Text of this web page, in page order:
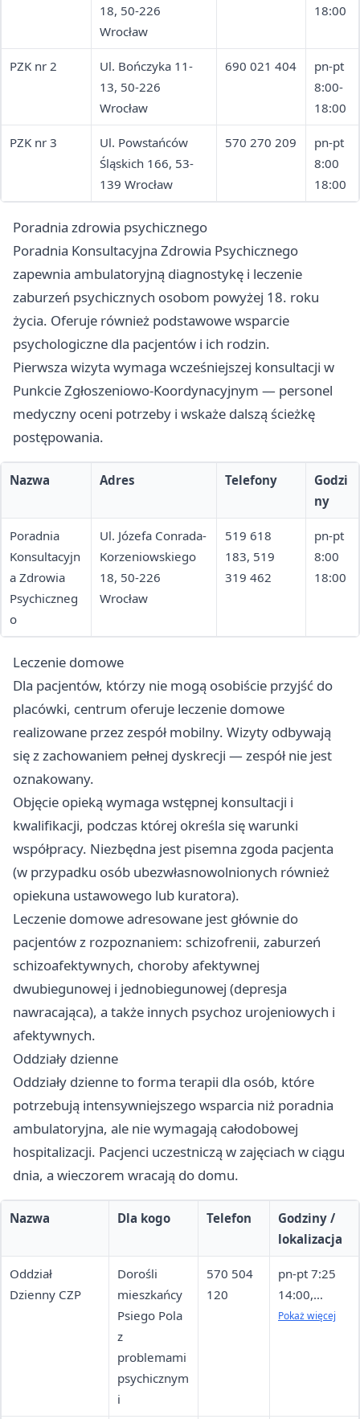
18, 50-226
Wrocław
18:00
PZK nr 2
Ul. Bończyka 11-
13, 50-226
Wrocław
690 021 404
pn-pt
8:00-
18:00
PZK nr 3
Ul. Powstańców
Śląskich 166, 53-
139 Wrocław
570 270 209
pn-pt
8:00
18:00
Poradnia zdrowia psychicznego
Poradnia Konsultacyjna Zdrowia Psychicznego
zapewnia ambulatoryjną diagnostykę i leczenie
zaburzeń psychicznych osobom powyżej 18. roku
życia. Oferuje również podstawowe wsparcie
psychologiczne dla pacjentów i ich rodzin.
Pierwsza wizyta wymaga wcześniejszej konsultacji w
Punkcie Zgłoszeniowo-Koordynacyjnym — personel
medyczny oceni potrzeby i wskaże dalszą ścieżkę
postępowania.
Nazwa Adres Telefony
Godzi
ny
Poradnia
Konsultacyjn
a Zdrowia
Psychiczneg
o
Ul. Józefa Conrada-
Korzeniowskiego
18, 50-226
Wrocław
519 618
183, 519
319 462
pn-pt
8:00
18:00
Leczenie domowe
Dla pacjentów, którzy nie mogą osobiście przyjść do
placówki, centrum oferuje leczenie domowe
realizowane przez zespół mobilny. Wizyty odbywają
się z zachowaniem pełnej dyskrecji — zespół nie jest
oznakowany.
Objęcie opieką wymaga wstępnej konsultacji i
kwalifikacji, podczas której określa się warunki
współpracy. Niezbędna jest pisemna zgoda pacjenta
(w przypadku osób ubezwłasnowolnionych również
opiekuna ustawowego lub kuratora).
Leczenie domowe adresowane jest głównie do
pacjentów z rozpoznaniem: schizofrenii, zaburzeń
schizoafektywnych, choroby afektywnej
dwubiegunowej i jednobiegunowej (depresja
nawracająca), a także innych psychoz urojeniowych i
afektywnych.
Oddziały dzienne
Oddziały dzienne to forma terapii dla osób, które
potrzebują intensywniejszego wsparcia niż poradnia
ambulatoryjna, ale nie wymagają całodobowej
hospitalizacji. Pacjenci uczestniczą w zajęciach w ciągu
dnia, a wieczorem wracają do domu.
Nazwa Dla kogo Telefon
Godziny /
lokalizacja
Oddział
Dzienny CZP
Dorośli
mieszkańcy
Psiego Pola
z
problemami
psychicznym
i
570 504
120
pn-pt 7:25
14:00,
budynek
Pokaż więcej